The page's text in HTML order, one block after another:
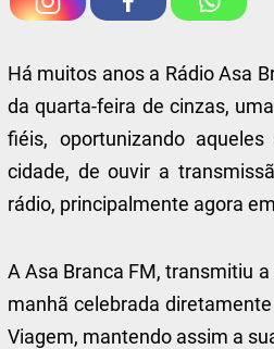
Há muitos anos a Rádio Asa
da quarta-feira de cinzas,
fiéis, oportunizando
cidade, de ouvir a
rádio, principalmente agora
A Asa Branca FM, transmitiu
manhã celebrada
Viagem, mantendo assim a